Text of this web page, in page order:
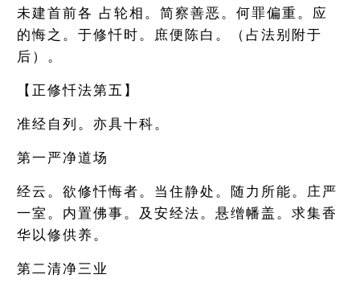
未建首前各 占轮相。简察善恶。何罪偏重。应
的悔之。于修忏时。庶便陈白。（占法别附于
后）。
【正修忏法第五】
准经自列。亦具十科。
第一严净道场
经云。欲修忏悔者。当住静处。随力所能。庄严
一室。内置佛事。及安经法。悬缯幡盖。求集香
华以修供养。
第二清净三业